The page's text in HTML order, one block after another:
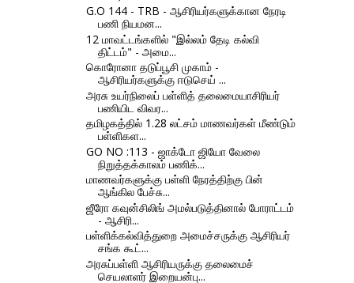
G.O 144 - TRB - ஆசிரியர்களுக்கான நேரடி
பணி நியமன...
12 மாவட்டங்களில் "இல்லம் தேடி கல்வி
திட்டம்" - அமை...
கொரோனா தடுப்பூசி முகாம் -
ஆசிரியர்களுக்கு ஈடுசெய் ...
அரசு உயர்நிலைப் பள்ளித் தலைமையாசிரியர்
பணியிட விவர...
தமிழகத்தில் 1.28 லட்சம் மாணவர்கள் மீண்டும்
பள்ளிகள...
GO NO :113 - ஜாக்டோ ஜியோ வேலை
நிறுத்தக்காலம் பணிக்...
மாணவர்களுக்கு பள்ளி நேரத்திற்கு பின்
ஆங்கில பேச்சு...
ஜீரோ கவுன்சிலிங் அமல்படுத்தினால் போராட்டம்
- ஆசிரி...
பள்ளிக்கல்வித்துறை அமைச்சருக்கு ஆசிரியர்
சங்க கூட்...
அரசுப்பள்ளி ஆசிரியருக்கு தலைமைச்
செயலாளர் இறையன்பு...